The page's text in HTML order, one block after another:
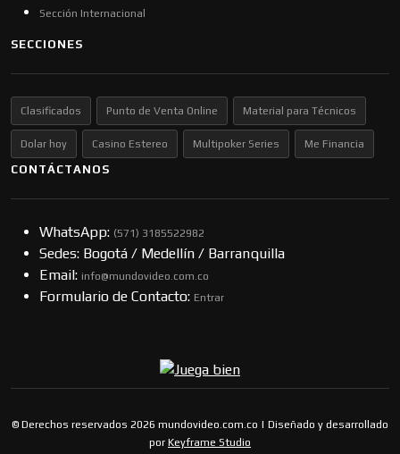
Sección Internacional
SECCIONES
Clasificados Punto de Venta Online Material para Técnicos
Dolar hoy Casino Estereo Multipoker Series Me Financia
CONTÁCTANOS
WhatsApp: (57​​1) 3185522982
Sedes: Bogotá / Medellín / Barranquilla
Email: info@mundovideo.com.co
Formulario de Contacto: Entrar
© Derechos reservados 2026 mundovideo.com.co | Diseñado y desarrollado
por Keyframe Studio